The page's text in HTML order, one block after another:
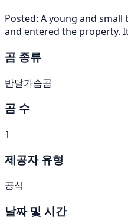
Posted: A young and
and entered the property.
곰 종류
반달가슴곰
곰 수
1
제공자 유형
공식
날짜 및 시간